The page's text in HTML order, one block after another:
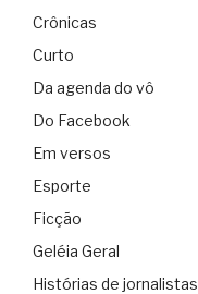
Crônicas
Curto
Da agenda do vô
Do Facebook
Em versos
Esporte
Ficção
Geléia Geral
Histórias de jornalistas